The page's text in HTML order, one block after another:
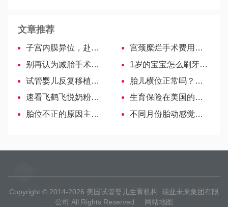
文章推荐
子宫内膜异位，赴美做试管婴儿容易成功吗？
宫颈糜烂手术费用揭秘，过来人告诉你到底多少钱！
别再认为减胎手术很痛了，麻药加持下整个过程真没那么疼-美国试管婴儿
1岁的宝宝怎么刷牙？正确的方法教给你
试管婴儿反复移植失败别急着放弃，3种黑科技技术来帮忙
胎儿横位正常吗？孕中期、孕晚期不同时期不同意义！
速看飞鹤飞悦奶粉价格表，物美价廉才是硬道理
生育保险在美国的用途是什么？
胎位不正的原因主要有7点，需要重视尽量避免！
不同月份胎动感觉讲解，孕妈请仔细感受
Copyright © 2014-2026 美国试管婴儿生育机构 瑞亚未来集团有限
公司 All Rights Reserved
网站地图